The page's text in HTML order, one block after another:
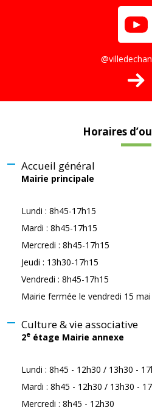
Horaires
Accueil général
Mairie principale
Lundi : 8h45-17h15
Mardi : 8h45-17h15
Mercredi : 8h45-17h15
Jeudi : 13h30-17h15
Vendredi : 8h45-17h15
Mairie fermée le vendredi 15
Culture & vie associative
2e étage Mairie annexe
Lundi : 8h45 - 12h30 / 13h30 -
Mardi : 8h45 - 12h30 / 13h30 -
Mercredi : 8h45 - 12h30